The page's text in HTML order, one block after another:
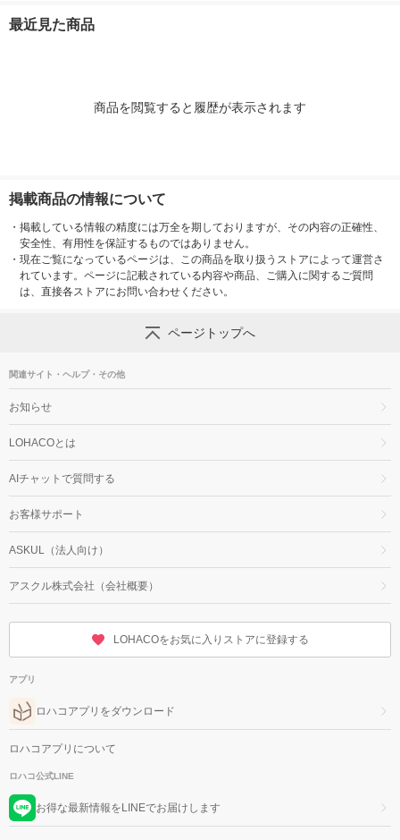
最近見た商品
商品を閲覧すると履歴が表示されます
掲載商品の情報について
・ 掲載している情報の精度には万全を期しておりますが、その内容の正確性、
安全性、有用性を保証するものではありません。
・ 現在ご覧になっているページは、この商品を取り扱うストアによって運営さ
れています。ページに記載されている内容や商品、ご購入に関するご質問
は、直接各ストアにお問い合わせください。
ページトップへ
関連サイト・ヘルプ・その他
お知らせ
LOHACOとは
AIチャットで質問する
お客様サポート
ASKUL（法人向け）
アスクル株式会社（会社概要）
LOHACOをお気に入りストアに登録する
アプリ
ロハコアプリをダウンロード
ロハコアプリについて
ロハコ公式LINE
お得な最新情報をLINEでお届けします